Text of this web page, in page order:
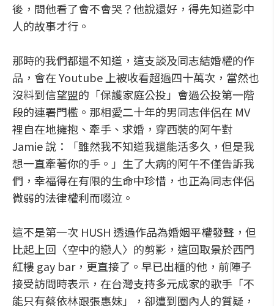
後，問他看了會不會哭？他說還好，得先知道影中
人的故事才行。
那時的我們都還不知道，這支談及同志結婚權的作
品，會在 Youtube 上被收看超過四十萬次，當然也
沒料到信望盟的「保護家庭公投」會過公投第一階
段的連署門檻。那相愛二十年的男同志伴侶在 MV
裡自在地擁抱、牽手、求婚，穿西裝的阿午對
Jamie 說：「雖然我不知道我還能活多久，但是我
想一直牽著你的手。」生了大病的阿午不僅告訴我
們，幸福得在有限的生命中珍惜，也正為同志伴侶
微弱的法律權利而啜泣。
這不是第一次 HUSH 透過作品為婚姻平權發聲，但
比起上回〈空中的戀人〉的剪影，這回取景於西門
紅樓 gay bar，更直接了。早已出櫃的他，前陣子
接受訪問時表示，在台灣支持多元成家的歌手「不
能只有蔡依林跟張惠妹」，卻遭到圈內人的質疑，